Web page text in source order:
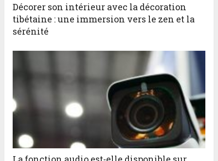
Décorer son intérieur avec la décoration
tibétaine : une immersion vers le zen et la
sérénité